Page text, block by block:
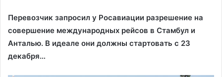
Перевозчик запросил у Росавиации разрешение на
совершение международных рейсов в Стамбул и
Анталью. В идеале они должны стартовать с 23
декабря…